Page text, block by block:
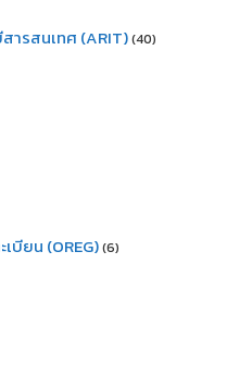
ารสนเทศ (ARIT)(40)
บียน (OREG)(6)